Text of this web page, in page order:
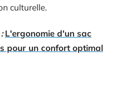
culturelle.
L'ergonomie d'un sac
pour un confort optimal